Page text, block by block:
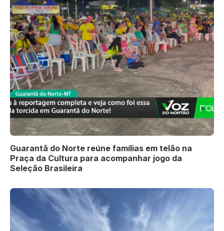
Guarantã do Norte reúne famílias em telão na
Praça da Cultura para acompanhar jogo da
Seleção Brasileira